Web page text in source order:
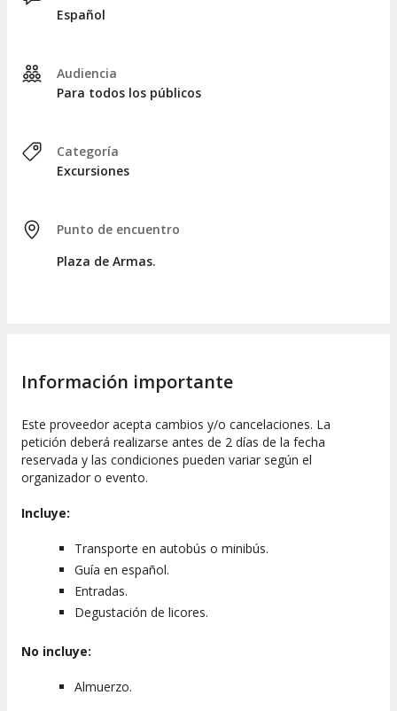
en el punto de encuentro a las 17:00 horas.
Español
Audiencia
Para todos los públicos
Categoría
Excursiones
Punto de encuentro
Plaza de Armas.
Información importante
Este proveedor acepta cambios y/o cancelaciones. La
petición deberá realizarse antes de 2 días de la fecha
reservada y las condiciones pueden variar según el
organizador o evento.
Incluye:
Transporte en autobús o minibús.
Guía en español.
Entradas.
Degustación de licores.
No incluye:
Almuerzo.